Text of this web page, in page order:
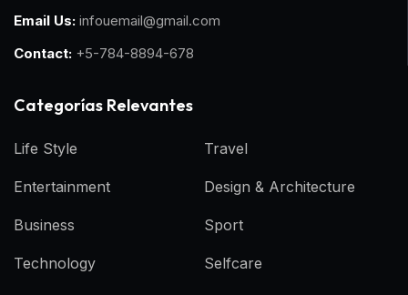
Email Us: infouemail@gmail.com
Contact: +5-784-8894-678
Categorías Relevantes
Life Style
Entertainment
Business
Technology
Travel
Design & Architecture
Sport
Selfcare